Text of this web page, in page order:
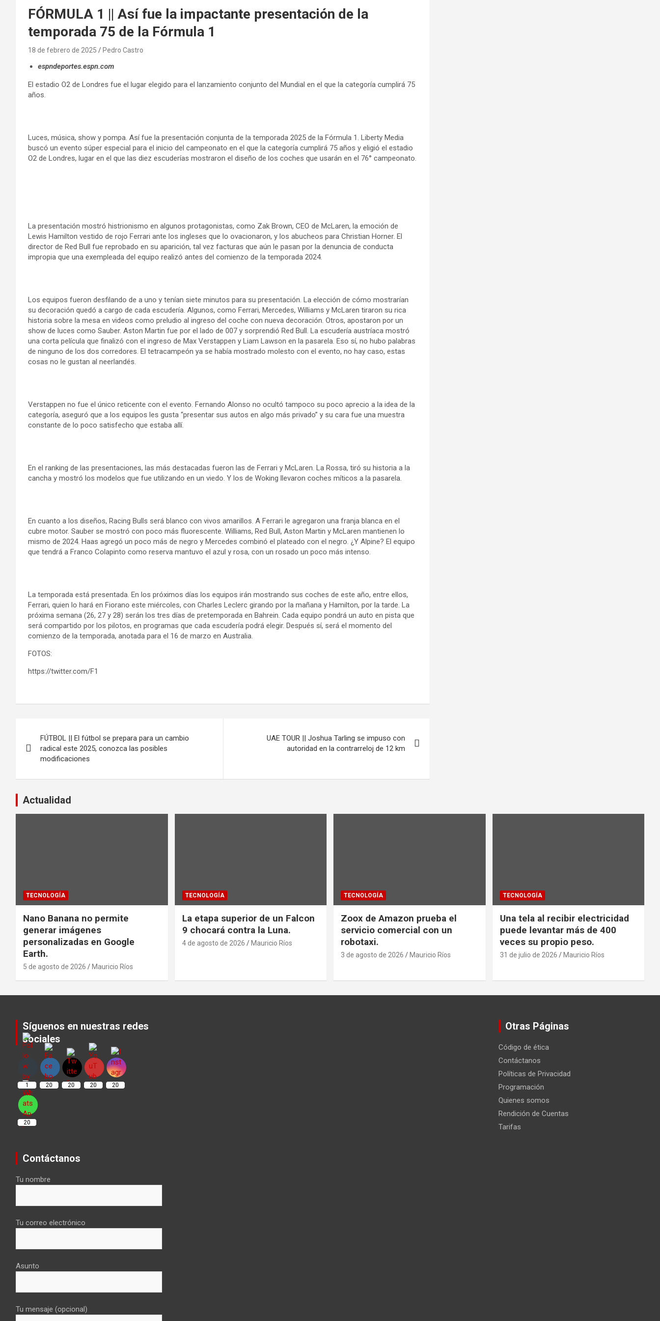
FÓRMULA 1 || Así fue la impactante presentación de la
temporada 75 de la Fórmula 1
18 de febrero de 2025 Pedro Castro
espndeportes.espn.com
El estadio O2 de Londres fue el lugar elegido para el lanzamiento conjunto del Mundial en el que la categoría cumplirá 75
años.
Luces, música, show y pompa. Así fue la presentación conjunta de la temporada 2025 de la Fórmula 1. Liberty Media
buscó un evento súper especial para el inicio del campeonato en el que la categoría cumplirá 75 años y eligió el estadio
O2 de Londres, lugar en el que las diez escuderías mostraron el diseño de los coches que usarán en el 76° campeonato.
La presentación mostró histrionismo en algunos protagonistas, como Zak Brown, CEO de McLaren, la emoción de
Lewis Hamilton vestido de rojo Ferrari ante los ingleses que lo ovacionaron, y los abucheos para Christian Horner. El
director de Red Bull fue reprobado en su aparición, tal vez facturas que aún le pasan por la denuncia de conducta
impropia que una exempleada del equipo realizó antes del comienzo de la temporada 2024.
Los equipos fueron desfilando de a uno y tenían siete minutos para su presentación. La elección de cómo mostrarían
su decoración quedó a cargo de cada escudería. Algunos, como Ferrari, Mercedes, Williams y McLaren tiraron su rica
historia sobre la mesa en videos como preludio al ingreso del coche con nueva decoración. Otros, apostaron por un
show de luces como Sauber. Aston Martin fue por el lado de 007 y sorprendió Red Bull. La escudería austríaca mostró
una corta película que finalizó con el ingreso de Max Verstappen y Liam Lawson en la pasarela. Eso sí, no hubo palabras
de ninguno de los dos corredores. El tetracampeón ya se había mostrado molesto con el evento, no hay caso, estas
cosas no le gustan al neerlandés.
Verstappen no fue el único reticente con el evento. Fernando Alonso no ocultó tampoco su poco aprecio a la idea de la
categoría, aseguró que a los equipos les gusta “presentar sus autos en algo más privado” y su cara fue una muestra
constante de lo poco satisfecho que estaba allí.
En el ranking de las presentaciones, las más destacadas fueron las de Ferrari y McLaren. La Rossa, tiró su historia a la
cancha y mostró los modelos que fue utilizando en un viedo. Y los de Woking llevaron coches míticos a la pasarela.
En cuanto a los diseños, Racing Bulls será blanco con vivos amarillos. A Ferrari le agregaron una franja blanca en el
cubre motor. Sauber se mostró con poco más fluorescente. Williams, Red Bull, Aston Martin y McLaren mantienen lo
mismo de 2024. Haas agregó un poco más de negro y Mercedes combinó el plateado con el negro. ¿Y Alpine? El equipo
que tendrá a Franco Colapinto como reserva mantuvo el azul y rosa, con un rosado un poco más intenso.
La temporada está presentada. En los próximos días los equipos irán mostrando sus coches de este año, entre ellos,
Ferrari, quien lo hará en Fiorano este miércoles, con Charles Leclerc girando por la mañana y Hamilton, por la tarde. La
próxima semana (26, 27 y 28) serán los tres días de pretemporada en Bahrein. Cada equipo pondrá un auto en pista que
será compartido por los pilotos, en programas que cada escudería podrá elegir. Después sí, será el momento del
comienzo de la temporada, anotada para el 16 de marzo en Australia.
FOTOS:
https://twitter.com/F1
de
FÚTBOL || El fútbol se prepara para un cambio
radical este 2025, conozca las posibles
modificaciones
UAE TOUR || Joshua Tarling se impuso con
autoridad en la contrarreloj de 12 km
Actualidad
TECNOLOGÍA
Nano Banana no permite
generar imágenes
personalizadas en Google
Earth.
5 de agosto de 2026 Mauricio Ríos
TECNOLOGÍA
La etapa superior de un Falcon
9 chocará contra la Luna.
4 de agosto de 2026 Mauricio Ríos
TECNOLOGÍA
Zoox de Amazon prueba el
servicio comercial con un
robotaxi.
3 de agosto de 2026 Mauricio Ríos
TECNOLOGÍA
Una tela al recibir electricidad
puede levantar más de 400
veces su propio peso.
31 de julio de 2026 Mauricio Ríos
Síguenos en nuestras redes
sociales
1 20 20 20 20
20
Contáctanos
Tu nombre
Tu correo electrónico
Asunto
Tu mensaje (opcional)
Otras Páginas
Código de ética
Contáctanos
Políticas de Privacidad
Programación
Quienes somos
Rendición de Cuentas
Tarifas